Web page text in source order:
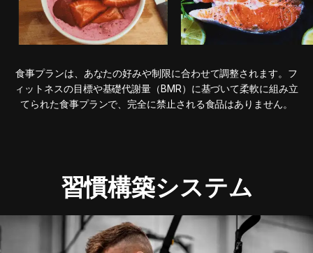
食事プランは、あなたの好みや制限に合わせて調整されます。フ
ィットネスの目標や基礎代謝量（BMR）に基づいて柔軟に組み立
てられた食事プランで、完全に禁止される食品はありません。
習慣構築システム